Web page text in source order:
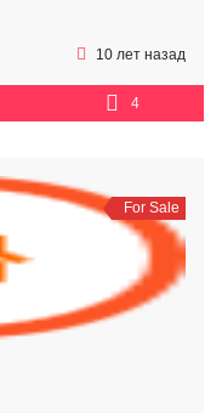
10 лет назад
4
For Sale